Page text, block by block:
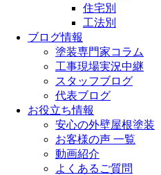
住宅別
工法別
ブログ情報
塗装専門家コラム
工事現場実況中継
スタッフブログ
代表ブログ
お役立ち情報
安心の外壁屋根塗装
お客様の声 一覧
動画紹介
よくあるご質問